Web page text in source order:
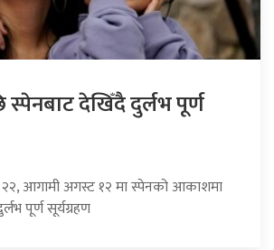
स्पेनबाट देखिँदै दुर्लभ पूर्ण
२२, आगामी अगस्ट १२ मा स्पेनको आकाशमा
पूर्ण सूर्यग्रहण